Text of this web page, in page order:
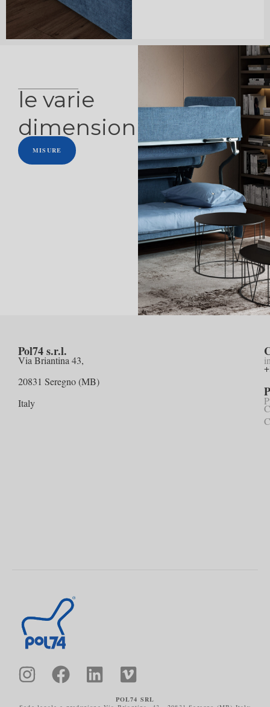
le varie
dimensioni
MISURE
Pol74 s.r.l.
Via Briantina 43,
20831 Seregno (MB)
Italy
POL74 SRL